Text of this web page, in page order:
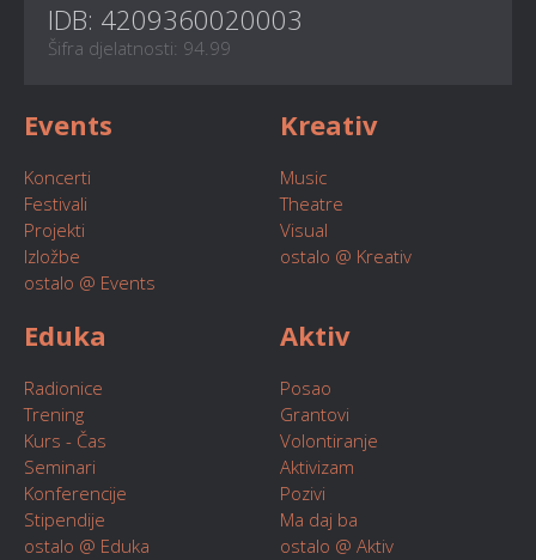
IDB: 4209360020003
Šifra djelatnosti: 94.99
Events
Koncerti
Festivali
Projekti
Izložbe
ostalo @ Events
Kreativ
Music
Theatre
Visual
ostalo @ Kreativ
Eduka
Radionice
Trening
Kurs - Čas
Seminari
Konferencije
Stipendije
ostalo @ Eduka
Aktiv
Posao
Grantovi
Volontiranje
Aktivizam
Pozivi
Ma daj ba
ostalo @ Aktiv